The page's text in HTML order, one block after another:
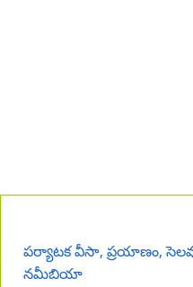
పర్యాటక వీసా, ప్రయాణం,
నమీబియా